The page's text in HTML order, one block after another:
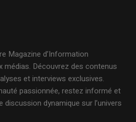
Magazine d’Information
médias. Découvrez des contenus
et interviews exclusives.
passionnée, restez informé et
discussion dynamique sur l’univers